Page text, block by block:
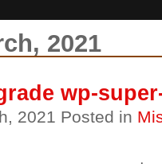
2021
wp-
2021 Posted in